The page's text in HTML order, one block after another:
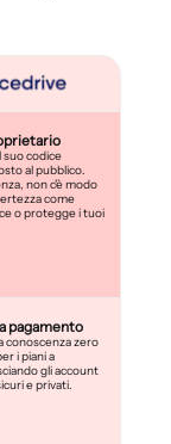
suo codice
al pubblico.
non c'è modo
come
o protegge i tuoi
pagamento
conoscenza zero
i piani a
gli account
e privati.